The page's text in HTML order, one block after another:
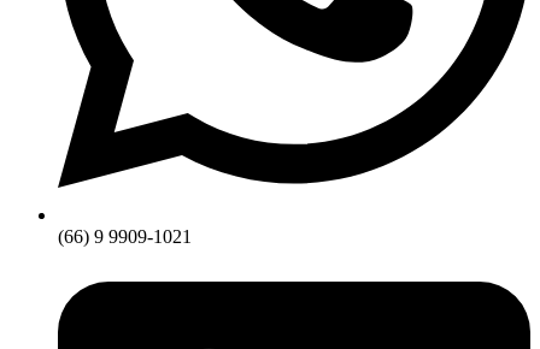
(66) 9 9909-1021